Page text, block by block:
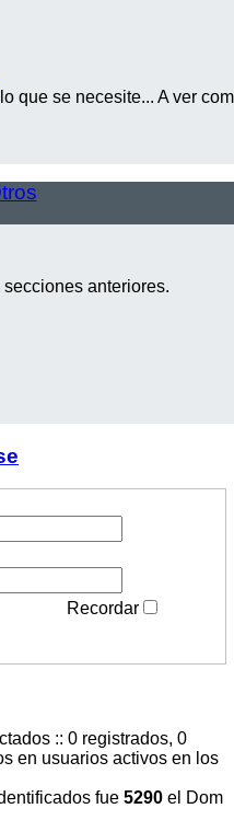
que se necesite... A ver
anteriores.
Recordar
:: 0 registrados, 0
en usuarios activos en los
fue 5290 el Dom